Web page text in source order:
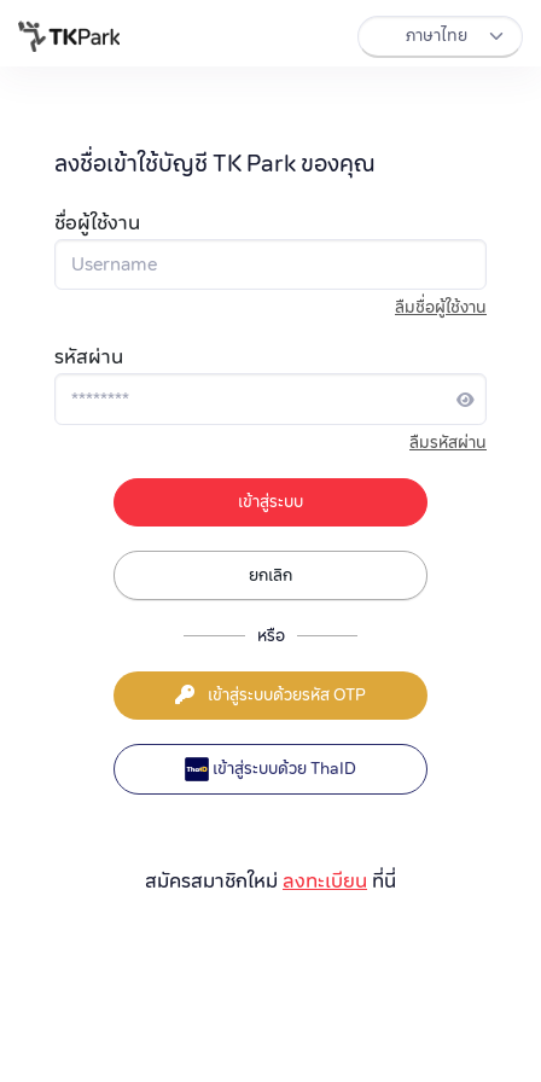
ลงชื่อเข้าใช้บัญชี TK Park ของคุณ
ชื่อผู้ใช้งาน
ลืมชื่อผู้ใช้งาน
รหัสผ่าน
ลืมรหัสผ่าน
เข้าสู่ระบบ
ยกเลิก
หรือ
เข้าสู่ระบบด้วยรหัส OTP
เข้าสู่ระบบด้วย ThaID
สมัครสมาชิกใหม่ ลงทะเบียน ที่นี่